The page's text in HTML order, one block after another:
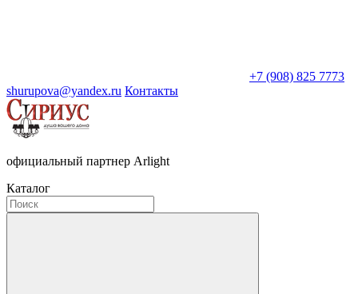
+7 (908) 825 7773
shurupova@yandex.ru Контакты
официальный партнер Arlight
Каталог